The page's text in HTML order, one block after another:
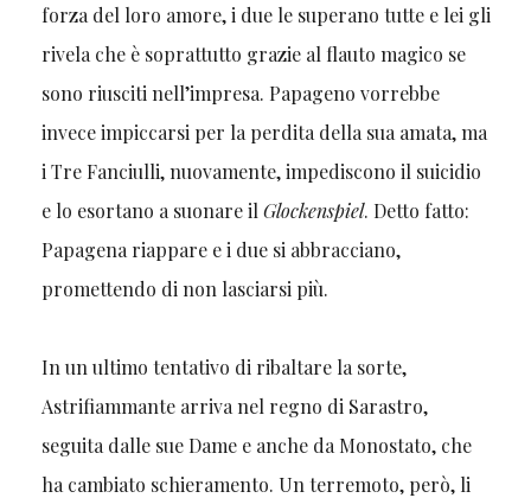
forza del loro amore, i due le superano tutte e lei gli
rivela che è soprattutto grazie al flauto magico se
sono riusciti nell’impresa. Papageno vorrebbe
invece impiccarsi per la perdita della sua amata, ma
i Tre Fanciulli, nuovamente, impediscono il suicidio
e lo esortano a suonare il Glockenspiel. Detto fatto:
Papagena riappare e i due si abbracciano,
promettendo di non lasciarsi più.
In un ultimo tentativo di ribaltare la sorte,
Astrifiammante arriva nel regno di Sarastro,
seguita dalle sue Dame e anche da Monostato, che
ha cambiato schieramento. Un terremoto, però, li